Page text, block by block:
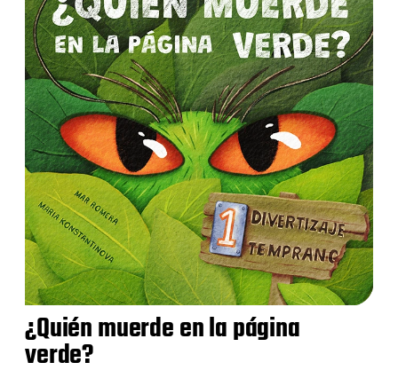
¿Quién muerde en la página
verde?